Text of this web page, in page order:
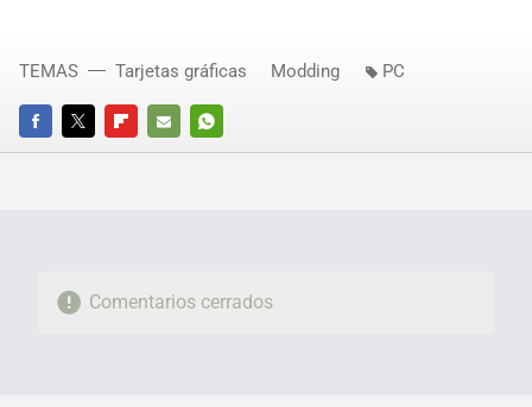
FACEBOOKTWITTERFLIPBOARD
E-
WHATSAPP
TEMAS Tarjetas gráficas Modding PC
Comentarios cerrados